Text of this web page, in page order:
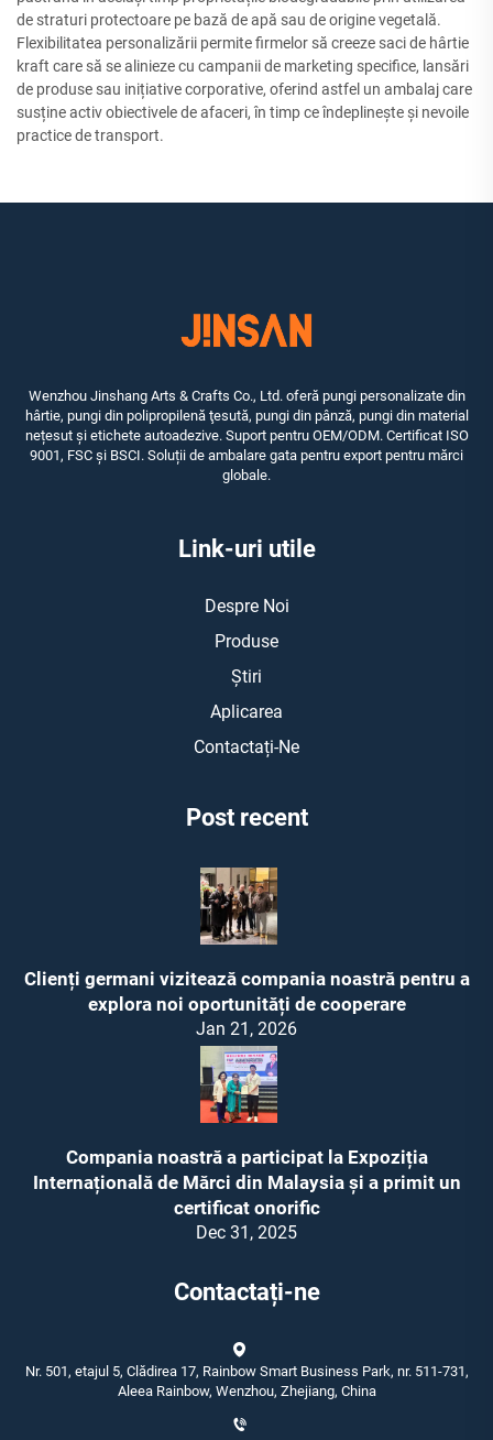
de straturi protectoare pe bază de apă sau de origine vegetală.
Flexibilitatea personalizării permite firmelor să creeze saci de hârtie
kraft care să se alinieze cu campanii de marketing specifice, lansări
de produse sau inițiative corporative, oferind astfel un ambalaj care
susține activ obiectivele de afaceri, în timp ce îndeplinește și nevoile
practice de transport.
Wenzhou Jinshang Arts & Crafts Co., Ltd. oferă pungi personalizate din
hârtie, pungi din polipropilenă ţesută, pungi din pânză, pungi din material
nețesut și etichete autoadezive. Suport pentru OEM/ODM. Certificat ISO
9001, FSC și BSCI. Soluții de ambalare gata pentru export pentru mărci
globale.
Link-uri utile
Despre Noi
Produse
Știri
Aplicarea
Contactați-Ne
Post recent
Clienți germani vizitează compania noastră pentru a
explora noi oportunități de cooperare
Jan 21, 2026
Compania noastră a participat la Expoziția
Internațională de Mărci din Malaysia și a primit un
certificat onorific
Dec 31, 2025
Contactați-ne
Nr. 501, etajul 5, Clădirea 17, Rainbow Smart Business Park, nr. 511-731,
Aleea Rainbow, Wenzhou, Zhejiang, China